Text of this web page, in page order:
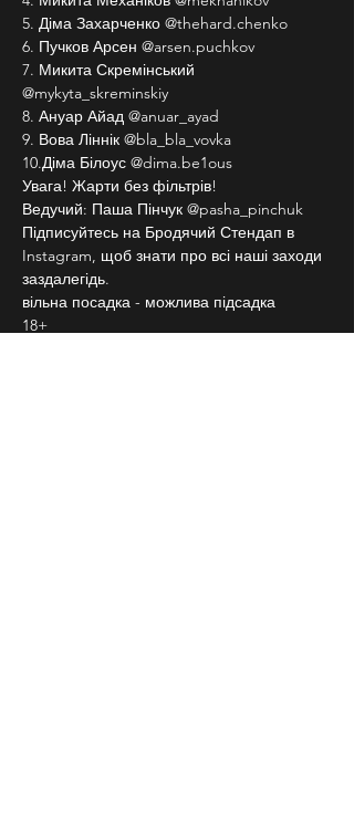
5. Діма Захарченко @thehard.chenko
6. Пучков Арсен @arsen.puchkov
7. Микита Скремінський
@mykyta_skreminskiy
8. Ануар Айад @anuar_ayad
9. Вова Ліннік @bla_bla_vovka
10.Діма Білоус @dima.be1ous
Увага! Жарти без фільтрів!
Ведучий: Паша Пінчук @pasha_pinchuk
Підписуйтесь на Бродячий Стендап в
Instagram, щоб знати про всі наші заходи
заздалегідь.
вільна посадка - можлива підсадка
18+